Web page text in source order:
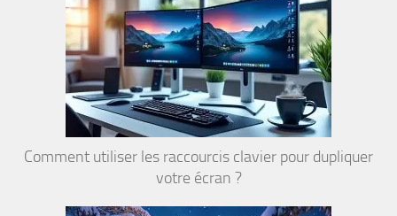
Comment utiliser les raccourcis clavier pour dupliquer
votre écran ?